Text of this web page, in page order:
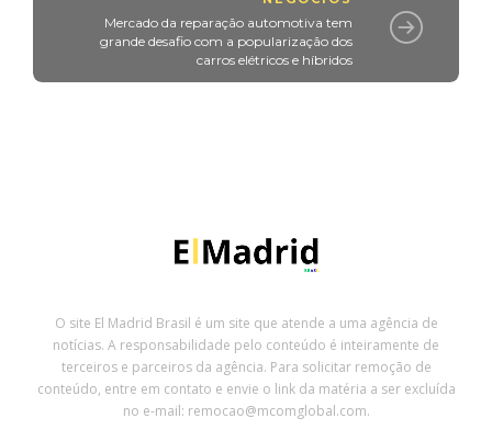
Mercado da reparação automotiva tem
grande desafio com a popularização dos
carros elétricos e híbridos
O site El Madrid Brasil é um site que atende a uma agência de
notícias. A responsabilidade pelo conteúdo é inteiramente de
terceiros e parceiros da agência. Para solicitar remoção de
conteúdo, entre em contato e envie o link da matéria a ser excluída
no e-mail: remocao@mcomglobal.com.